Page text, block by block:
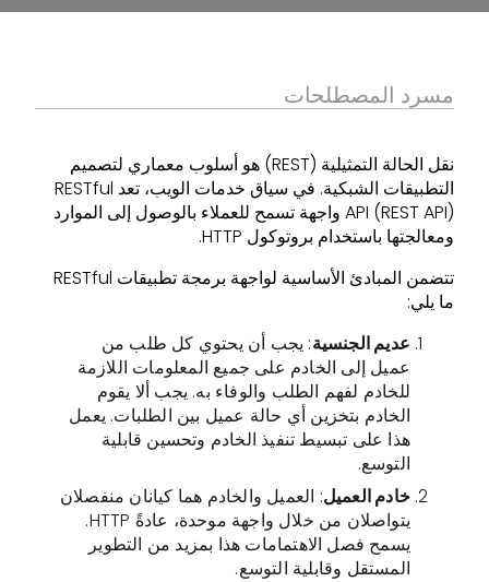
مسرد المصطلحات
نقل الحالة التمثيلية (REST) هو أسلوب معماري لتصميم
التطبيقات الشبكية. في سياق خدمات الويب، تعد RESTful
API (REST API) واجهة تسمح للعملاء بالوصول إلى الموارد
ومعالجتها باستخدام بروتوكول HTTP.
تتضمن المبادئ الأساسية لواجهة برمجة تطبيقات RESTful
ما يلي:
عديم الجنسية: يجب أن يحتوي كل طلب من
عميل إلى الخادم على جميع المعلومات اللازمة
للخادم لفهم الطلب والوفاء به. يجب ألا يقوم
الخادم بتخزين أي حالة عميل بين الطلبات. يعمل
هذا على تبسيط تنفيذ الخادم وتحسين قابلية
التوسع.
خادم العميل: العميل والخادم هما كيانان منفصلان
يتواصلان من خلال واجهة موحدة، عادةً HTTP.
يسمح فصل الاهتمامات هذا بمزيد من التطوير
المستقل وقابلية التوسع.